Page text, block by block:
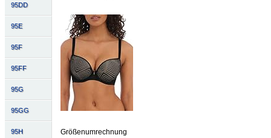
95DD
95E
95F
95FF
95G
95GG
95H
Größenumrechnung